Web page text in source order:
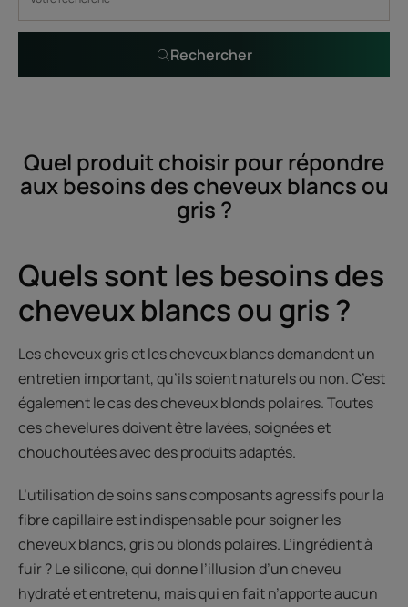
Rechercher
Quel produit choisir pour répondre
aux besoins des cheveux blancs ou
gris ?
Quels sont les besoins des
cheveux blancs ou gris ?
Les cheveux gris et les cheveux blancs demandent un
entretien important, qu’ils soient naturels ou non. C’est
également le cas des cheveux blonds polaires. Toutes
ces chevelures doivent être lavées, soignées et
chouchoutées avec des produits adaptés.
L’utilisation de soins sans composants agressifs pour la
fibre capillaire est indispensable pour soigner les
cheveux blancs, gris ou blonds polaires. L’ingrédient à
fuir ? Le silicone, qui donne l’illusion d’un cheveu
hydraté et entretenu, mais qui en fait n’apporte aucun